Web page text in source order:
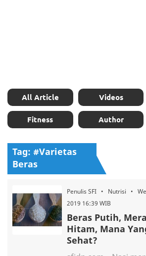
All Article Videos
Fitness Author
Tag: #Varietas
Beras
Penulis SFI • Nutrisi •
2019 16:39 WIB
Beras Putih,
Hitam, Mana
Sehat?